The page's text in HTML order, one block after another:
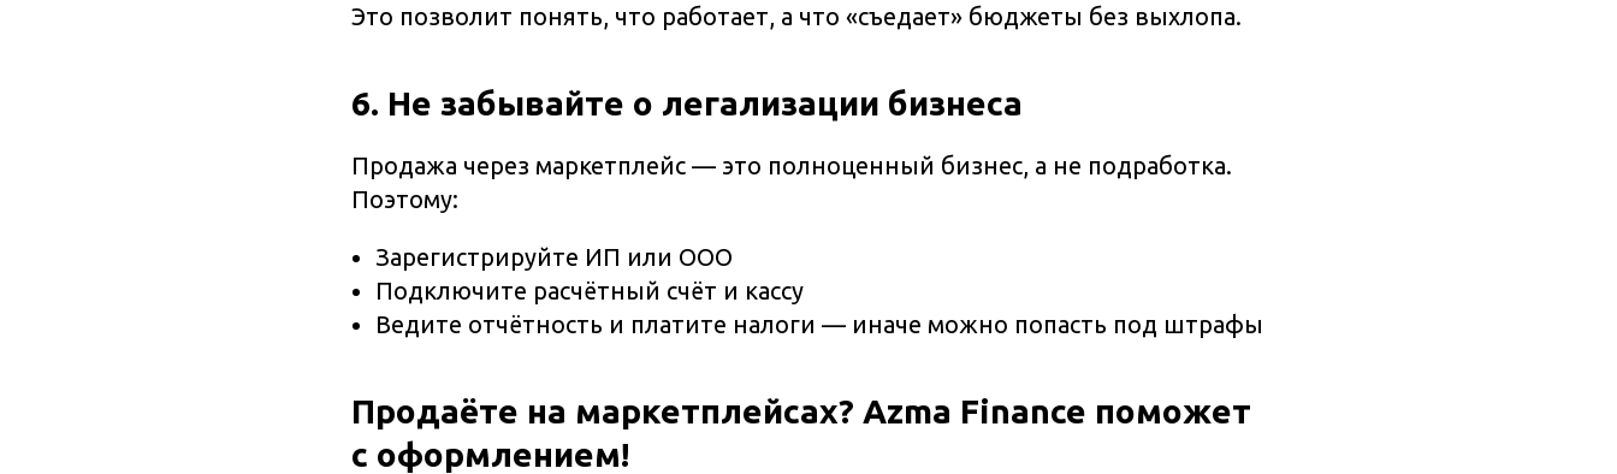
Это позволит понять, что работает, а что «съедает» бюджеты без выхлопа.
6. Не забывайте о легализации бизнеса
Продажа через маркетплейс — это полноценный бизнес, а не подработка.
Поэтому:
Зарегистрируйте ИП или ООО
Подключите расчётный счёт и кассу
Ведите отчётность и платите налоги — иначе можно попасть под штрафы
Продаёте на маркетплейсах? Azma Finance поможет
с оформлением!